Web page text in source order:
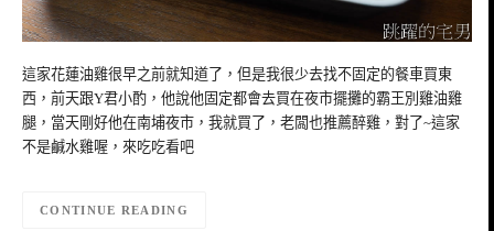
這家花蓮油雞很早之前就知道了，但是我很少去找不固定的餐車買東
西，前天跟Y君小酌，他說他固定都會去買在夜市擺攤的霸王別雞油雞
腿，當天剛好他在南埔夜市，我就買了，老闆也推薦醉雞，對了~這家
不是鹹水雞喔，來吃吃看吧
CONTINUE READING